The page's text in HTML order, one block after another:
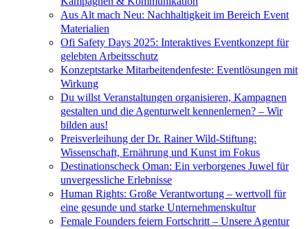
Aus Alt mach Neu: Nachhaltigkeit im Bereich Event
Materialien
Ofi Safety Days 2025: Interaktives Eventkonzept für
gelebten Arbeitsschutz
Konzeptstarke Mitarbeitendenfeste: Eventlösungen mit
Wirkung
Du willst Veranstaltungen organisieren, Kampagnen
gestalten und die Agenturwelt kennenlernen? – Wir
bilden aus!
Preisverleihung der Dr. Rainer Wild-Stiftung:
Wissenschaft, Ernährung und Kunst im Fokus
Destinationscheck Oman: Ein verborgenes Juwel für
unvergessliche Erlebnisse
Human Rights: Große Verantwortung – wertvoll für
eine gesunde und starke Unternehmenskultur
Female Founders feiern Fortschritt – Unsere Agentur